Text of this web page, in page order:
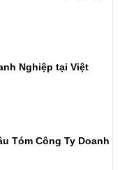
Nghiệp tại Việt
Tóm Công Ty Doanh